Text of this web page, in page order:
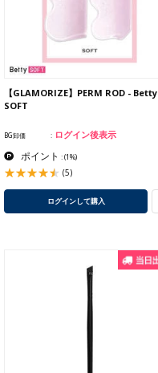
【GLAMORIZE】PERM ROD - Betty
SOFT
BG卸価 ログイン後表示
ポイント :(1%)
(5)
ログインして購入